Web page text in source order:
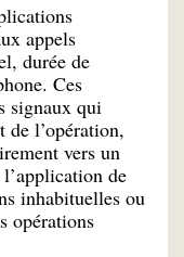
appels
durée de
Ces
signaux qui
de l’opération,
vers un
de
inhabituelles ou
opérations